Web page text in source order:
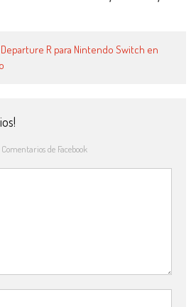
R para Nintendo Switch en
Comentarios de Facebook